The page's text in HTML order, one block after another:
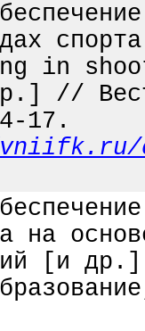
in
//
17.
на
[и